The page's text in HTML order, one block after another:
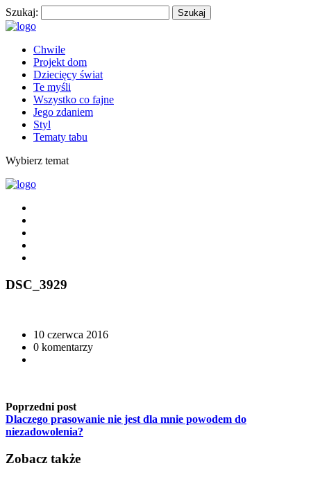
Szukaj:
Chwile
Projekt dom
Dziecięcy świat
Te myśli
Wszystko co fajne
Jego zdaniem
Styl
Tematy tabu
Wybierz temat
DSC_3929
10 czerwca 2016
0 komentarzy
Poprzedni post
Dlaczego prasowanie nie jest dla mnie powodem do
niezadowolenia?
Zobacz także